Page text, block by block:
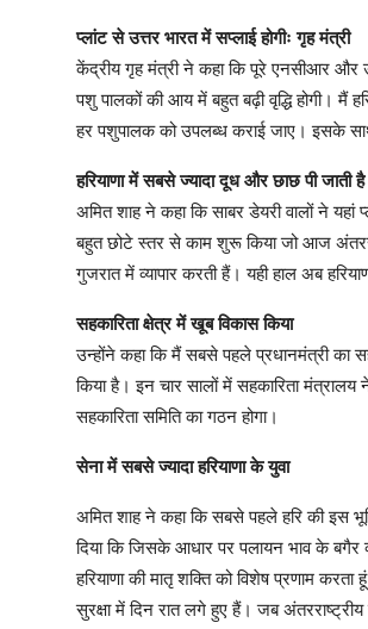
प्लांट से उत्तर भारत में सप्लाई होगीः गृह मंत्री
केंद्रीय गृह मंत्री ने कहा कि पूरे एनसीआर और
पशु पालकों की आय में बहुत बढ़ी वृद्धि होगी। मैं
हर पशुपालक को उपलब्ध कराई जाए। इसके
हरियाणा में सबसे ज्यादा दूध और छाछ पी जाती है
अमित शाह ने कहा कि साबर डेयरी वालों ने यहां
बहुत छोटे स्तर से काम शुरू किया जो आज
गुजरात में व्यापार करती हैं। यही हाल अब
सहकारिता क्षेत्र में खूब विकास किया
उन्होंने कहा कि मैं सबसे पहले प्रधानमंत्री का
किया है। इन चार सालों में सहकारिता
सहकारिता समिति का गठन होगा।
सेना में सबसे ज्यादा हरियाणा के युवा
अमित शाह ने कहा कि सबसे पहले हरि की इस
दिया कि जिसके आधार पर पलायन भाव के बगैर
हरियाणा की मातृ शक्ति को विशेष प्रणाम
सुरक्षा में दिन रात लगे हुए हैं। जब